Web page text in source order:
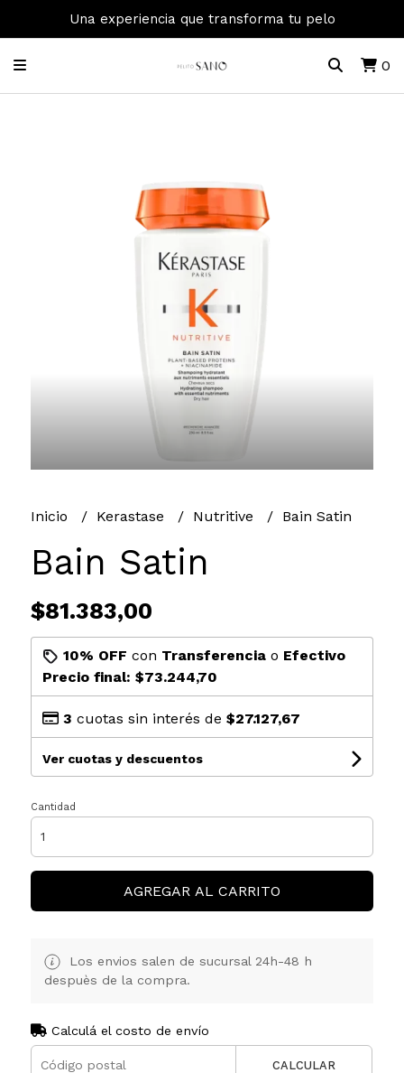
Una experiencia que transforma tu pelo
0
Inicio Kerastase Nutritive Bain Satin
Bain Satin
$81.383,00
10% OFF con Transferenciao Efectivo
Precio final: $73.244,70
3 cuotas sin interés de $27.127,67
Ver cuotas y descuentos
Cantidad
AGREGAR AL CARRITO
Los envios salen de sucursal 24h-48 h
despuès de la compra.
Calculá el costo de envío
CALCULAR